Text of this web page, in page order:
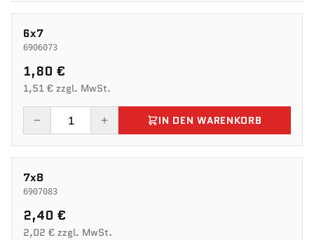
6x7
6906073
1,80 €
1,51 € zzgl. MwSt.
IN DEN WARENKORB
7x8
6907083
2,40 €
2,02 € zzgl. MwSt.